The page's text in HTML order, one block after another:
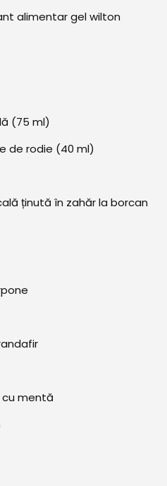
alimentar gel wilton
(75 ml)
de rodie (40 ml)
ținută în zahăr la borcan
mentă